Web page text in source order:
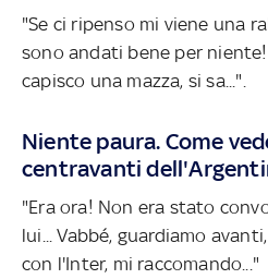
"Se ci ripenso mi viene una
sono andati bene per
capisco una mazza, si sa...".
Niente paura. Come
centravanti
"Era ora! Non era stato
lui... Vabbé, guardiamo
con l'Inter, mi raccomando..."